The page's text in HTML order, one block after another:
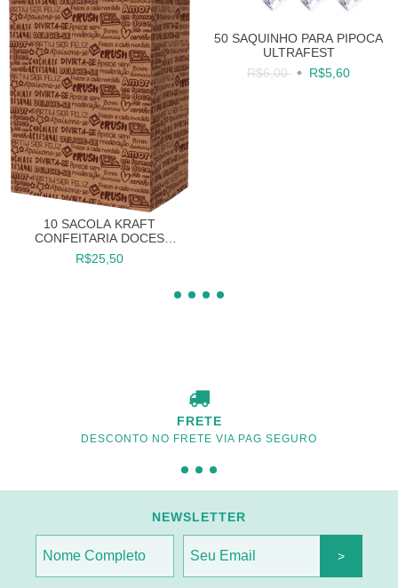
10 SACOLA KRAFT
CONFEITARIA DOCES
25X18X12
R$25,50
50 SAQUINHO PARA PIPOCA
ULTRAFEST
R$6,00
R$5,60
FRETE
DESCONTO NO FRETE VIA PAG SEGURO
NEWSLETTER